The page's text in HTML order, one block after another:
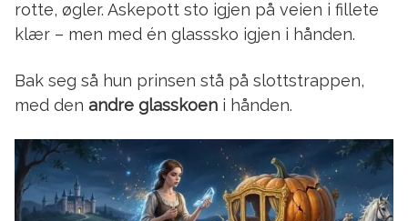
rotte, øgler. Askepott sto igjen på veien i fillete
klær – men med én glasssko igjen i hånden.
Bak seg så hun prinsen stå på slottstrappen,
med den andre glasskoen i hånden.